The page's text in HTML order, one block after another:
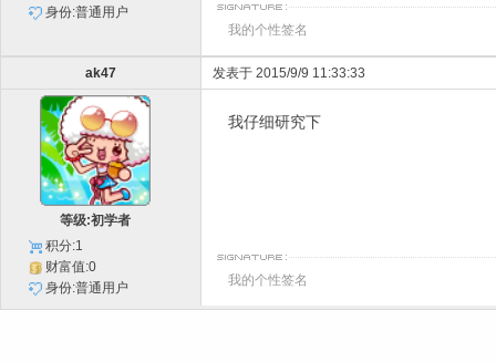
身份:普通用户
我的个性签名
ak47 发表于 2015/9/9 11:33:33
等级:初学者
积分:1
财富值:0
身份:普通用户
我仔细研究下
我的个性签名